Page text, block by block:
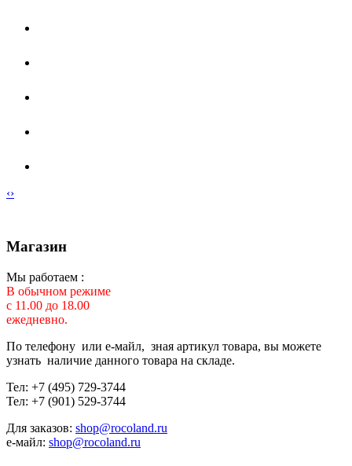
‹›
Магазин
Мы работаем :
В обычном режиме
с 11.00 до 18.00
ежедневно.
По телефону или е-майл, зная артикул товара, вы можете
узнать наличие данного товара на складе.
Тел: +7 (495) 729-3744
Тел: +7 (901) 529-3744
Для заказов: shop@rocoland.ru
е-майл: shop@rocoland.ru